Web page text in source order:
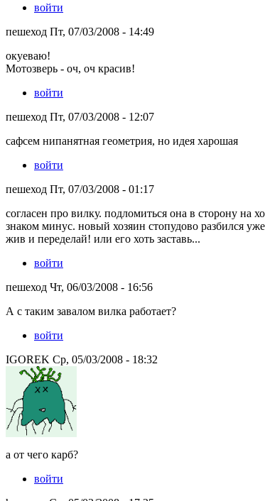
войти
пешеход Пт, 07/03/2008 - 14:49
окуеваю!
Мотозверь - оч, оч красив!
войти
пешеход Пт, 07/03/2008 - 12:07
сафсем нипанятная геометрия, но идея харошая
войти
пешеход Пт, 07/03/2008 - 01:17
согласен про вилку. подломиться она в сторону на
знаком минус. новый хозяин стопудово разбился
жив и переделай! или его хоть заставь...
войти
пешеход Чт, 06/03/2008 - 16:56
А с таким завалом вилка работает?
войти
IGOREK Ср, 05/03/2008 - 18:32
а от чего карб?
войти